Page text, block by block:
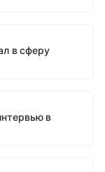
в сферу
в